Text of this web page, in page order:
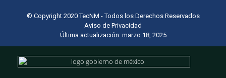
© Copyright 2020 TecNM - Todos los Derechos Reservados
Aviso de Privacidad
Última actualización: marzo 18, 2025